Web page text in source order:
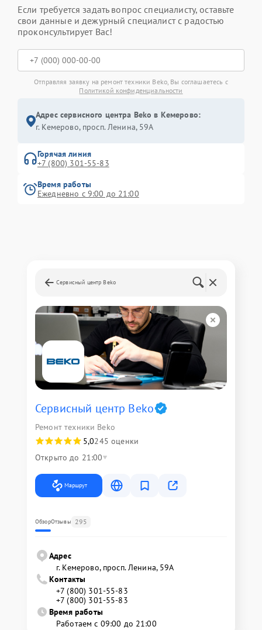
Если требуется задать вопрос специалисту, оставьте
свои данные и дежурный специалист с радостью
проконсультирует Вас!
Отправляя заявку на ремонт техники Beko, Вы соглашаетесь с
Политикой конфиденциальности
Адрес сервисного центра Beko в Кемерово:
г. Кемерово, просп. Ленина, 59А
Горячая линия
+7 (800) 301-55-83
Время работы
Ежедневно с 9:00 до 21:00
Сервисный центр Beko
Сервисный центр Beko
Ремонт техники Beko
5,0245 оценки
Открыто до 21:00
Маршрут
ОбзорОтзывы 295
Адрес
г. Кемерово, просп. Ленина, 59А
Контакты
+7 (800) 301-55-83
+7 (800) 301-55-83
Время работы
Работаем с 09:00 до 21:00